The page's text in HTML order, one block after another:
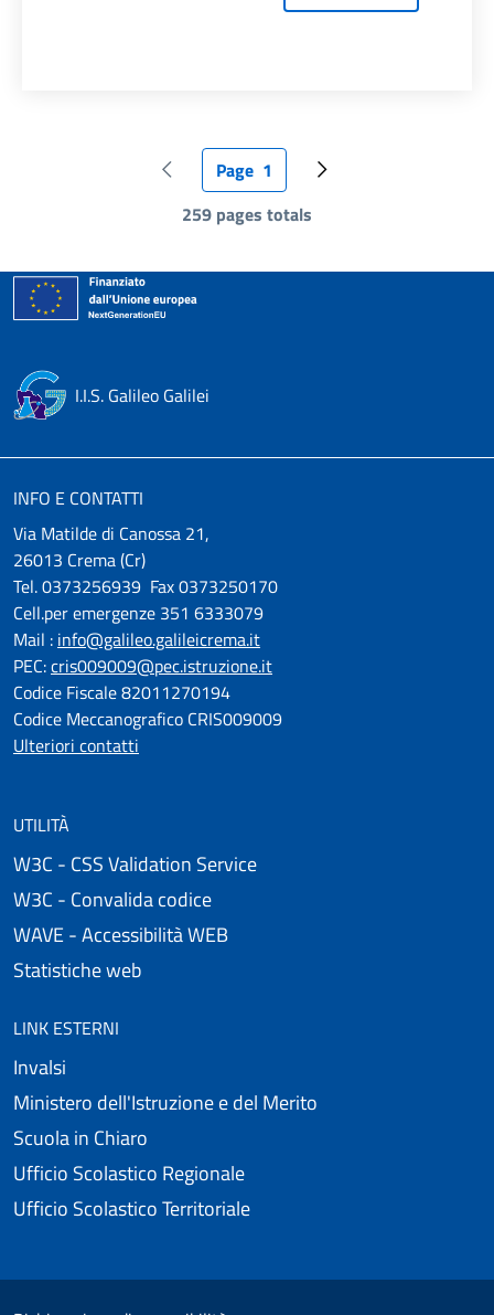
Pagina precedente
Pagina attuale
Page 1
Pagina successiva
259 pages totals
I.I.S. Galileo Galilei
INFO E CONTATTI
Via Matilde di Canossa 21,
26013 Crema (Cr)
Tel. 0373256939 Fax 0373250170
Cell.per emergenze 351 6333079
Mail : info@galileo.galileicrema.it
PEC:cris009009@pec.istruzione.it
Codice Fiscale 82011270194
Codice Meccanografico CRIS009009
Ulteriori contatti
UTILITÀ
W3C - CSS Validation Service
W3C - Convalida codice
WAVE - Accessibilità WEB
Statistiche web
LINK ESTERNI
Invalsi
Ministero dell'Istruzione e del Merito
Scuola in Chiaro
Ufficio Scolastico Regionale
Ufficio Scolastico Territoriale
Small prints
Useful links section